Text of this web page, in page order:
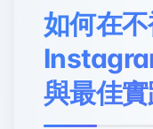
如何在
與最佳